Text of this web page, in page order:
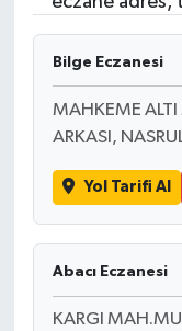
Bilge Eczanesi
MAHKEME ALTI
ARKASI,
Yol Tarifi Al
Abacı Eczanesi
KARGI
Turizm